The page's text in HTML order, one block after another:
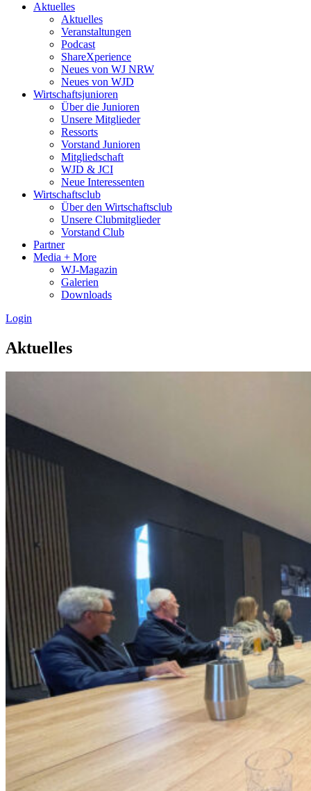
Aktuelles
Aktuelles
Veranstaltungen
Podcast
ShareXperience
Neues von WJ NRW
Neues von WJD
Wirtschaftsjunioren
Über die Junioren
Unsere Mitglieder
Ressorts
Vorstand Junioren
Mitgliedschaft
WJD & JCI
Neue Interessenten
Wirtschaftsclub
Über den Wirtschaftsclub
Unsere Clubmitglieder
Vorstand Club
Partner
Media + More
WJ-Magazin
Galerien
Downloads
Login
Aktuelles